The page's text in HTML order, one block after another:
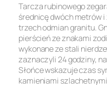
Tarcza rubinowego
średnicę dwóch metrów
trzech odmian granitu.
pierścień ze znakami
wykonane ze stali
zaznaczyli 24 godziny,
Słońce wskazuje czas
kamieniami